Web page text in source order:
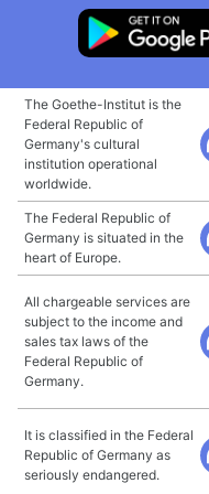
The Goethe-Institut is the
Federal Republic of
Germany's cultural
institution operational
worldwide.
The Federal Republic of
Germany is situated in the
heart of Europe.
All chargeable services are
subject to the income and
sales tax laws of the
Federal Republic of
Germany.
It is classified in the Federal
Republic of Germany as
seriously endangered.